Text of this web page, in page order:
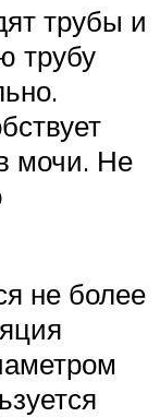
трубы и
трубу
мочи. Не
не более